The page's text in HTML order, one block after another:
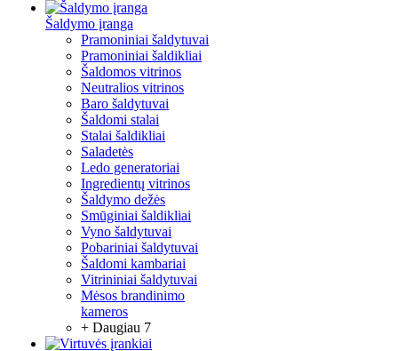
Šaldymo įranga
Pramoniniai šaldytuvai
Pramoniniai šaldikliai
Šaldomos vitrinos
Neutralios vitrinos
Baro šaldytuvai
Šaldomi stalai
Stalai šaldikliai
Saladetės
Ledo generatoriai
Ingredientų vitrinos
Šaldymo dežės
Smūginiai šaldikliai
Vyno šaldytuvai
Pobariniai šaldytuvai
Šaldomi kambariai
Vitrininiai šaldytuvai
Mėsos brandinimo
kameros
+ Daugiau 7